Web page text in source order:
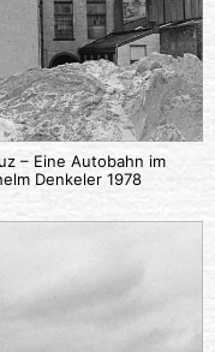
– Eine Autobahn im
Denkeler 1978